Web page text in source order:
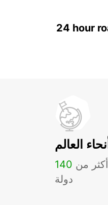
24 hour
العالم
من 140
دولة